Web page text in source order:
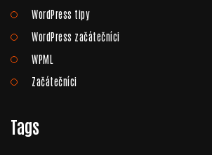
WordPress tipy
WordPress začátečníci
WPML
Začátečníci
Tags